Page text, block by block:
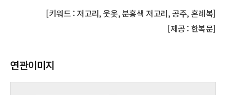
[키워드 : 저고리, 웃옷, 분홍색 저고리, 공주, 혼례복]
[제공 : 한복문]
연관이미지